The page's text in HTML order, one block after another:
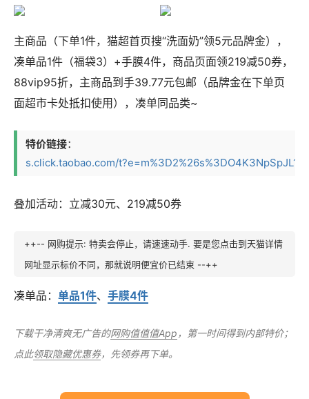
主商品（下单1件，猫超首页搜“洗面奶”领5元品牌金），
凑单品1件（福袋3）+手膜4件，商品页面领219减50券，
88vip95折，主商品到手39.77元包邮（品牌金在下单页
面超市卡处抵扣使用），凑单同品类~
特价链接：
s.click.taobao.com/
叠加活动：立减30元、219减50券
++-- 网购提示: 特卖会停止，请速速动手. 要是您点击到天猫详情
网址显示标价不同，那就说明便宜价已结束 --++
凑单品： 单品1件、 手膜4件
下载干净清爽无广告的网购值值值App ，第一时间得到内部特价；
点此领取隐藏优惠券，先领券再下单。